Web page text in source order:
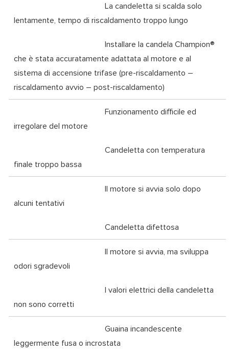
La candeletta si scalda solo
lentamente, tempo di riscaldamento troppo lungo
Installare la candela Champion®
che è stata accuratamente adattata al motore e al
sistema di accensione trifase (pre-riscaldamento –
riscaldamento avvio – post-riscaldamento)
Funzionamento difficile ed
irregolare del motore
Candeletta con temperatura
finale troppo bassa
Il motore si avvia solo dopo
alcuni tentativi
Candeletta difettosa
Il motore si avvia, ma sviluppa
odori sgradevoli
I valori elettrici della candeletta
non sono corretti
Guaina incandescente
leggermente fusa o incrostata